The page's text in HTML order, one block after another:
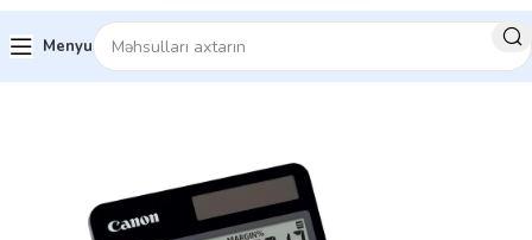
Menyu
Ev Kompüter aksesuarları